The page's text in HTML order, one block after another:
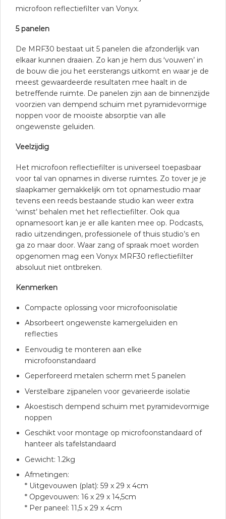
microfoon reflectiefilter van Vonyx.
5 panelen
De MRF30 bestaat uit 5 panelen die afzonderlijk van
elkaar kunnen draaien. Zo kan je hem dus ‘vouwen’ in
de bouw die jou het eersterangs uitkomt en waar je de
meest gewaardeerde resultaten mee haalt in de
betreffende ruimte. De panelen zijn aan de binnenzijde
voorzien van dempend schuim met pyramidevormige
noppen voor de mooiste absorptie van alle
ongewenste geluiden.
Veelzijdig
Het microfoon reflectiefilter is universeel toepasbaar
voor tal van opnames in diverse ruimtes. Zo tover je je
slaapkamer gemakkelijk om tot opnamestudio maar
tevens een reeds bestaande studio kan weer extra
‘winst’ behalen met het reflectiefilter. Ook qua
opnamesoort kan je er alle kanten mee op. Podcasts,
radio uitzendingen, professionele of thuis studio’s en
ga zo maar door. Waar zang of spraak moet worden
opgenomen mag een Vonyx MRF30 reflectiefilter
absoluut niet ontbreken.
Kenmerken
Compacte oplossing voor microfoonisolatie
Absorbeert ongewenste kamergeluiden en
reflecties
Eenvoudig te monteren aan elke
microfoonstandaard
Geperforeerd metalen scherm met 5 panelen
Verstelbare zijpanelen voor gevarieerde isolatie
Akoestisch dempend schuim met pyramidevormige
noppen
Geschikt voor montage op microfoonstandaard of
hanteer als tafelstandaard
Gewicht: 1.2kg
Afmetingen:
* Uitgevouwen (plat): 59 x 29 x 4cm
* Opgevouwen: 16 x 29 x 14,5cm
* Per paneel: 11,5 x 29 x 4cm